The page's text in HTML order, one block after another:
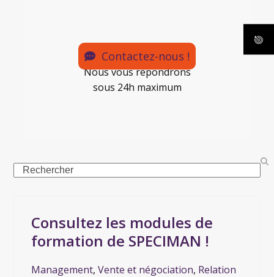
Contactez-nous !
Nous vous répondrons
sous 24h maximum
Consultez les modules de
formation de SPECIMAN !
Management,Vente et négociation, Relation